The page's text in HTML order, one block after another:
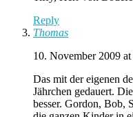
Reply
Thomas
10. November 2009 at
Das mit der eigenen
Jährchen gedauert.
besser. Gordon, Bob,